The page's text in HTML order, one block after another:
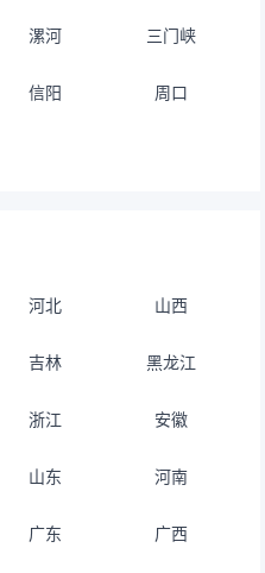
漯河 三门峡
信阳 周口
河北 山西
吉林 黑龙江
浙江 安徽
山东 河南
广东 广西